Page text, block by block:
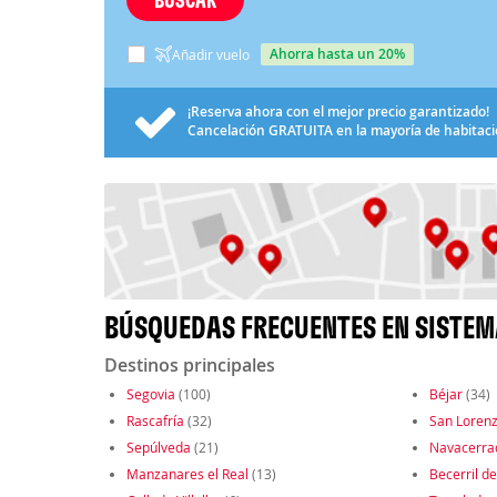
Añadir vuelo ahorra hasta un 20%
¡Reserva ahora con el mejor precio garantizado!
Cancelación GRATUITAen la mayoría de
BÚSQUEDAS FRECUENTES EN
Destinos principales
Segovia (100) Béjar(34)
Rascafría (32)
San
Sepúlveda (21)
Manzanares el Real (13)
Becerril